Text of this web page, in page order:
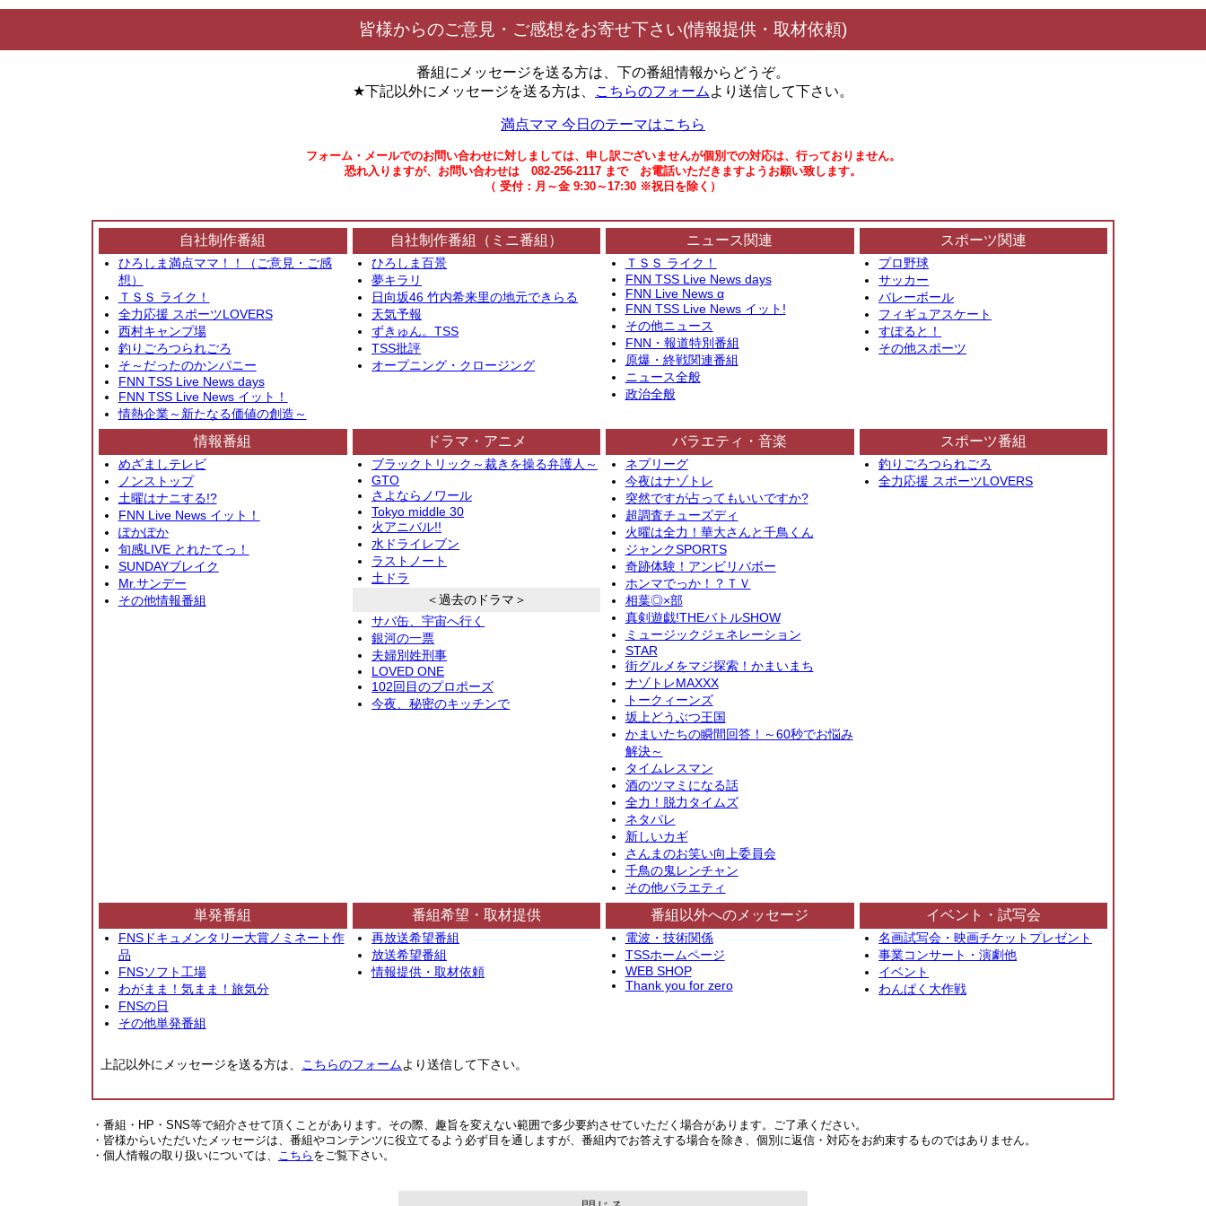
皆様からのご意見・ご感想をお寄せ下さい(情報提供・取材依頼)
番組にメッセージを送る方は、下の番組情報からどうぞ。
★下記以外にメッセージを送る方は、
こちらのフォーム より送信して下さい。
満点ママ 今日のテーマはこちら
フォーム・メールでのお問い合わせに対しましては、申し訳ございませんが個別での対応は、行っておりません。
恐れ入りますが、お問い合わせは 082-256-2117 まで お電話いただきますようお願い致します。
（ 受付：月～金 9:30～17:30 ※祝日を除く）
自社制作番組
ひろしま満点ママ！！（ご意見・ご感
想）
ＴＳＳ ライク！
全力応援 スポーツLOVERS
西村キャンプ場
釣りごろつられごろ
そ～だったのかンパニー
FNN TSS Live News days
FNN TSS Live News イット！
情熱企業～新たなる価値の創造～
自社制作番組（ミニ番組）
ひろしま百景
夢キラリ
日向坂46 竹内希来里の地元できらる
天気予報
ずきゅん。TSS
TSS批評
オープニング・クロージング
ニュース関連
ＴＳＳ ライク！
FNN TSS Live News days
FNN Live News α
FNN TSS Live News イット!
その他ニュース
FNN・報道特別番組
原爆・終戦関連番組
ニュース全般
政治全般
スポーツ関連
プロ野球
サッカー
バレーボール
フィギュアスケート
すぽると！
その他スポーツ
情報番組
めざましテレビ
ノンストップ
土曜はナニする!?
FNN Live News イット！
ぽかぽか
旬感LIVE とれたてっ！
SUNDAYブレイク
Mr.サンデー
その他情報番組
ドラマ・アニメ
ブラックトリック～裁きを操る弁護人～
GTO
さよならノワール
Tokyo middle 30
火アニバル!!
水ドライレブン
ラストノート
土ドラ
＜過去のドラマ＞
サバ缶、宇宙へ行く
銀河の一票
夫婦別姓刑事
LOVED ONE
102回目のプロポーズ
今夜、秘密のキッチンで
バラエティ・音楽
ネプリーグ
今夜はナゾトレ
突然ですが占ってもいいですか?
超調査チューズディ
火曜は全力！華大さんと千鳥くん
ジャンクSPORTS
奇跡体験！アンビリバボー
ホンマでっか！？ＴＶ
相葉◎×部
真剣遊戯!THEバトルSHOW
ミュージックジェネレーション
STAR
街グルメをマジ探索！かまいまち
ナゾトレMAXXX
トークィーンズ
坂上どうぶつ王国
かまいたちの瞬間回答！～60秒でお悩み
解決～
タイムレスマン
酒のツマミになる話
全力！脱力タイムズ
ネタパレ
新しいカギ
さんまのお笑い向上委員会
千鳥の鬼レンチャン
その他バラエティ
スポーツ番組
釣りごろつられごろ
全力応援 スポーツLOVERS
単発番組
FNSドキュメンタリー大賞ノミネート作
品
FNSソフト工場
わがまま！気まま！旅気分
FNSの日
その他単発番組
番組希望・取材提供
再放送希望番組
放送希望番組
情報提供・取材依頼
番組以外へのメッセージ
電波・技術関係
TSSホームページ
WEB SHOP
Thank you for zero
イベント・試写会
名画試写会・映画チケットプレゼント
事業コンサート・演劇他
イベント
わんぱく大作戦
上記以外にメッセージを送る方は、 こちらのフォームより送信して下さい。
・番組・HP・SNS等で紹介させて頂くことがあります。その際、趣旨を変えない範囲で多少要約させていただく場合があります。ご了承ください。
・皆様からいただいたメッセージは、番組やコンテンツに役立てるよう必ず目を通しますが、番組内でお答えする場合を除き、個別に返信・対応をお約束するものではありません。
・個人情報の取り扱いについては、
こちら をご覧下さい。